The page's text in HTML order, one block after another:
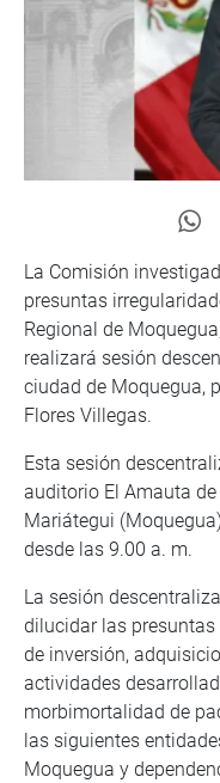
La Comisión
presuntas
Regional de
realizará sesión
ciudad de Moquegua,
Flores Villegas.
Esta sesión
auditorio El Amauta
Mariátegui
desde las 9.00 a. m.
La sesión
dilucidar las
de inversión,
actividades
morbimortalidad de
las siguientes
Moquegua y